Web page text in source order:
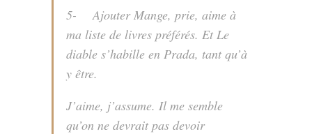
5- Ajouter Mange, prie, aime à
ma liste de livres préférés. Et Le
diable s’habille en Prada, tant qu’à
y être.
J’aime, j’assume. Il me semble
qu’on ne devrait pas devoir